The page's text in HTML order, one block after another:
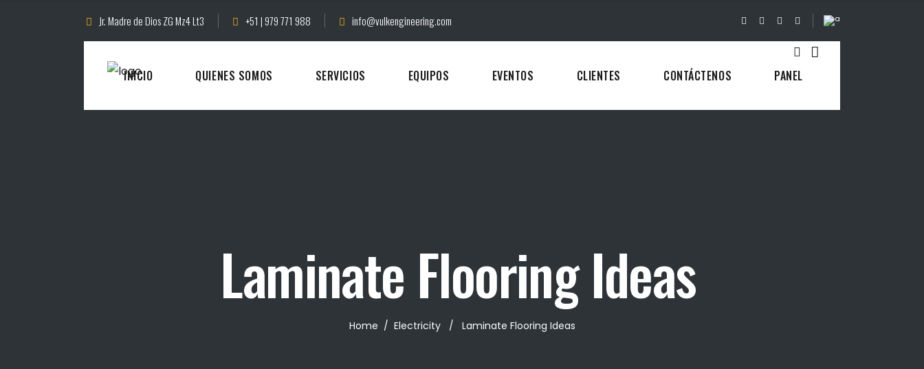
Jr. Madre de Dios ZG Mz4 Lt3 +51 | 979 771 988 info@vulkengineering.com
INICIO QUIENES SOMOS SERVICIOS EQUIPOS EVENTOS CLIENTES CONTÁCTENOS PANEL
Laminate Flooring Ideas
Home / Electricity / Laminate Flooring Ideas